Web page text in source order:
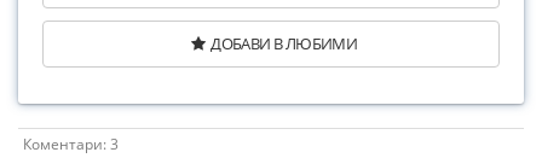
ДОБАВИ В ЛЮБИМИ
Коментари: 3